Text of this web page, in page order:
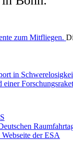
zum Mitfliegen.
in
der ESA